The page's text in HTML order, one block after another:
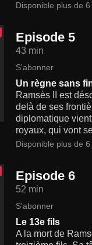
Disponible plus de
Episode 5
43 min
S'abonner
Un règne sans
Ramsès II est
delà de ses
diplomatique
royaux, qui vont
Disponible plus de
Episode 6
52 min
S'abonner
Le 13e fils
A la mort de